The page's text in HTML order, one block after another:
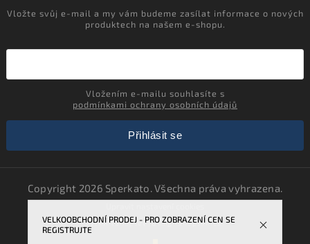
VELKOOBCHODNÍ PRODEJ - PRO ZOBRAZENÍ CEN SE
REGISTRUJTE
Vložte svůj e-mail a my vám budeme zasílat informace o nových
produktech na našem e-shopu.
podmínkami ochrany osobních údajů
Přihlásit se
Copyright 2026 Sperkato. Všechna práva vyhrazena.
VytvořilShoptet| DesignShoptak.cz.